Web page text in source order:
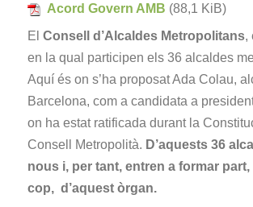
Acord Govern AMB (88,1 KiB)
ElConsell d’Alcaldes Metropolitans,
en la qual participen els 36 alcaldes
Aquí és on s’ha proposat Ada Colau,
Barcelona, com a candidata a
on ha estat ratificada durant la
Consell Metropolità. D’aquests 36
nous i, per tant, entren a formar
cop, d’aquest òrgan.